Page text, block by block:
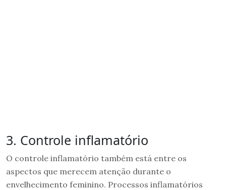
3. Controle inflamatório
O controle inflamatório também está entre os
aspectos que merecem atenção durante o
envelhecimento feminino. Processos inflamatórios